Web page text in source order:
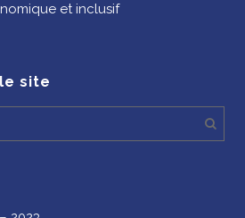
et inclusif
site